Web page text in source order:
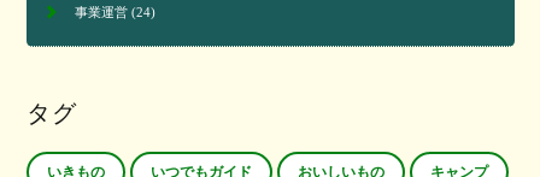
事業運営(24)
タグ
いきもの いつでもガイド おいしいもの キャンプ